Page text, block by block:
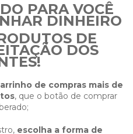
PARA VOCÊ
DINHEIRO
DE
DOS
de compras mais de
, que o botão de comprar
escolha a forma de